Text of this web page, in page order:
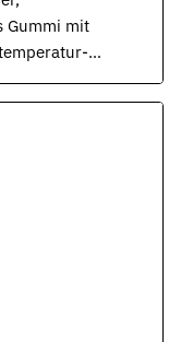
Gummi mit